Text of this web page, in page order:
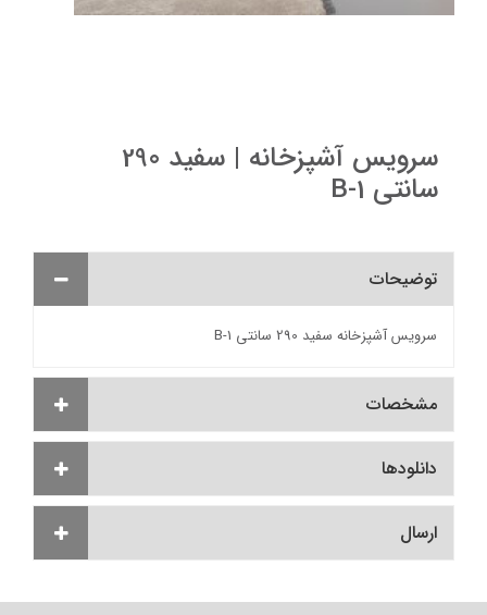
سرویس آشپزخانه | سفید 290
سانتی B-1
توضیحات
سرویس آشپزخانه سفید 290 سانتی B-1
مشخصات
دانلودها
ارسال